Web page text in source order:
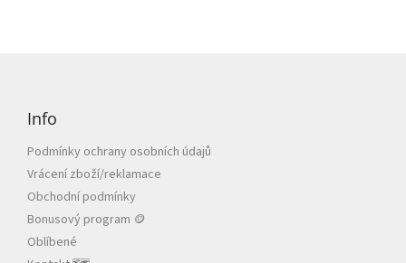
Info
Podmínky ochrany osobních údajů
Vrácení zboží/reklamace
Obchodní podmínky
Bonusový program 🪙
Oblíbené